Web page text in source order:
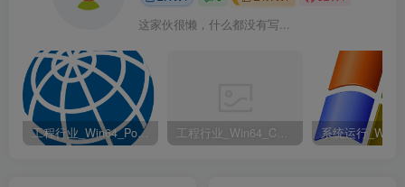
这家伙很懒，什么都没有写...
工程行业_Win64_PointWise 18.6 R2 x64资源下载地址_百度网盘迅雷BT 工程行业_Win64_Cadence Fidelity Pointwise 2024.1 x64资源下载地址_百度网盘迅雷BT